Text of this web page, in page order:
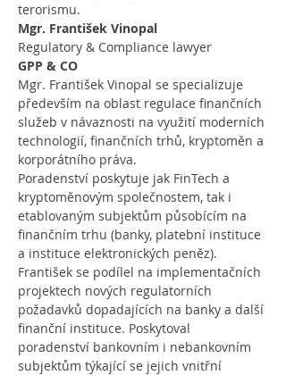
terorismu.
Mgr. František Vinopal
Regulatory & Compliance lawyer
GPP & CO
Mgr. František Vinopal se specializuje
především na oblast regulace finančních
služeb v návaznosti na využití moderních
technologií, finančních trhů, kryptoměn a
korporátního práva.
Poradenství poskytuje jak FinTech a
kryptoměnovým společnostem, tak i
etablovaným subjektům působícím na
finančním trhu (banky, platební instituce
a instituce elektronických peněz).
František se podílel na implementačních
projektech nových regulatorních
požadavků dopadajících na banky a další
finanční instituce. Poskytoval
poradenství bankovním i nebankovním
subjektům týkající se jejich vnitřní